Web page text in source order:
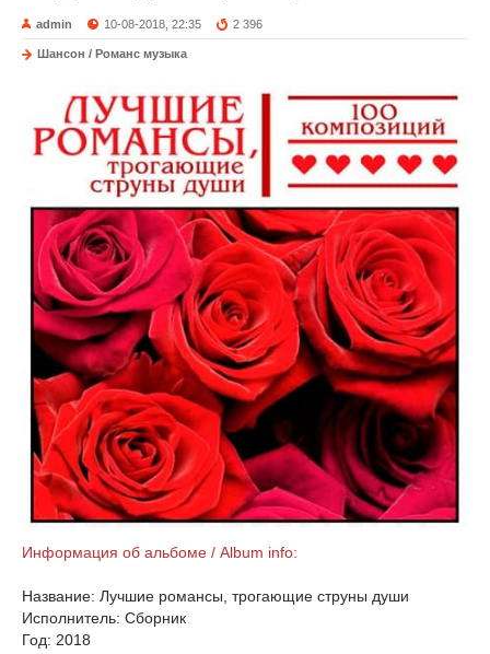
admin 10-08-2018, 22:35 2 396
Шансон / Романс музыка
Информация об альбоме / Album info:
Название: Лучшие романсы, трогающие струны души
Исполнитель: Сборник
Год: 2018